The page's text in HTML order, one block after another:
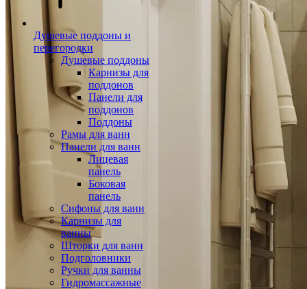
Душевые поддоны и
перегородки
Душевые поддоны
Карнизы для
поддонов
Панели для
поддонов
Поддоны
Рамы для ванн
Панели для ванн
Лицевая
панель
Боковая
панель
Сифоны для ванн
Карнизы для
ванны
Шторки для ванн
Подголовники
Ручки для ванны
Гидромассажные